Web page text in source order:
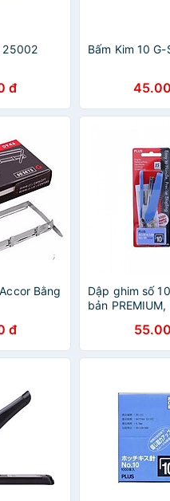
25002
đ
Bấm Kim 10
Bằng
đ
Dập ghim số
bản